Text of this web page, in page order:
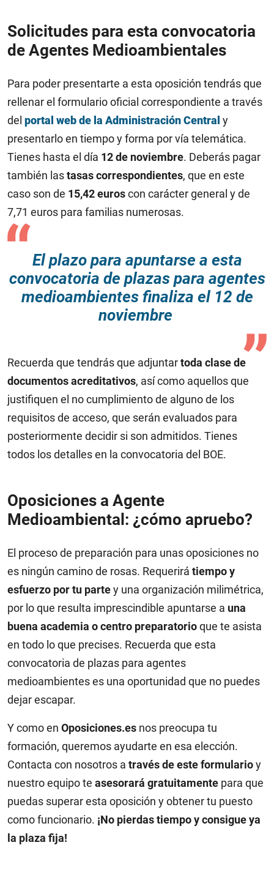
Solicitudes para esta convocatoria
de Agentes Medioambientales
Para poder presentarte a esta oposición tendrás que
rellenar el formulario oficial correspondiente a través
del portal web de la Administración Central y
presentarlo en tiempo y forma por vía telemática.
Tienes hasta el día 12 de noviembre. Deberás pagar
también lastasas correspondientes, que en este
caso son de 15,42 euroscon carácter general y de
7,71 euros para familias numerosas.
El plazo para apuntarse a esta
convocatoria de plazas para agentes
medioambientes finaliza el 12 de
noviembre
Recuerda que tendrás que adjuntartoda clase de
documentos acreditativos, así como aquellos que
justifiquen el no cumplimiento de alguno de los
requisitos de acceso, que serán evaluados para
posteriormente decidir si son admitidos. Tienes
todos los detalles en la convocatoria del BOE.
Oposiciones a Agente
Medioambiental: ¿cómo apruebo?
El proceso de preparación para unas oposiciones no
es ningún camino de rosas. Requerirá tiempo y
esfuerzo por tu partey una organización milimétrica,
por lo que resulta imprescindible apuntarse a una
buena academia o centro preparatorioque te asista
en todo lo que precises. Recuerda que esta
convocatoria de plazas para agentes
medioambientes es una oportunidad que no puedes
dejar escapar.
Y como en Oposiciones.es nos preocupa tu
formación, queremos ayudarte en esa elección.
Contacta con nosotros a través de este formularioy
nuestro equipo te asesorará gratuitamente para que
puedas superar esta oposición y obtener tu puesto
como funcionario. ¡No pierdas tiempo y consigue ya
la plaza fija!